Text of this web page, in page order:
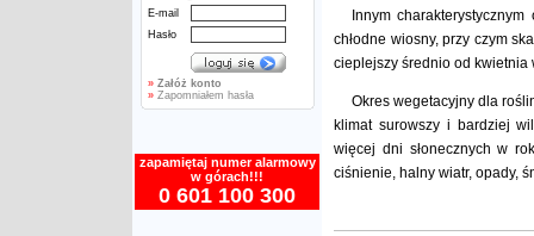
E-mail
Hasło
» Załóż konto
»Zapomniałem hasła
zapamiętaj numer alarmowy
w górach!!!
0 601 100 300
Innym
chłodne wiosny, przy czym
cieplejszy średnio od kwietnia
Okres wegetacyjny dla
klimat surowszy i bardziej
więcej dni słonecznych w
ciśnienie, halny wiatr, opady,